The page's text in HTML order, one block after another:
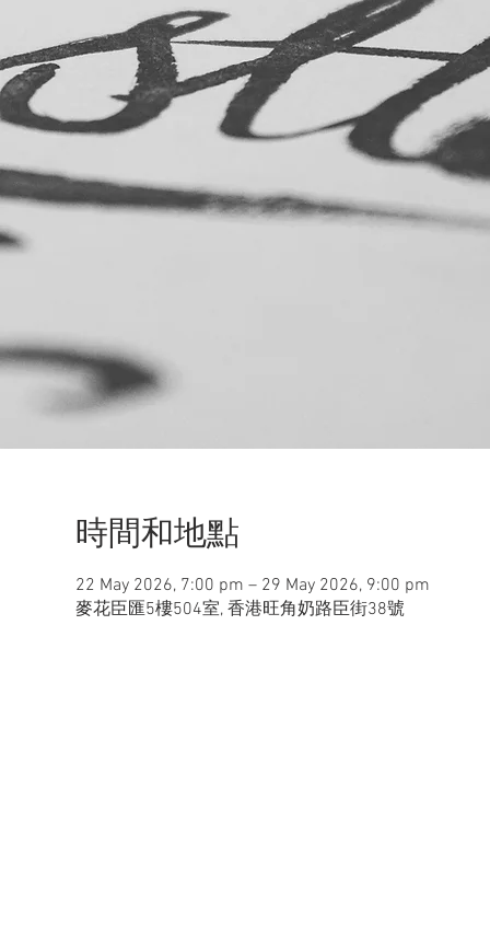
時間和地點
22 May 2026, 7:00 pm – 29 May 2026, 9:00 pm
麥花臣匯5樓504室, 香港旺角奶路臣街38號